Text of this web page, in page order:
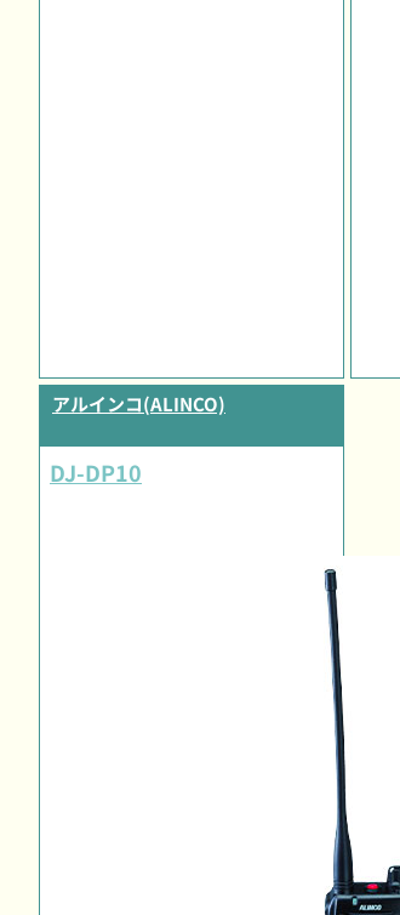
アルインコ(ALINCO)
DJ-DP10